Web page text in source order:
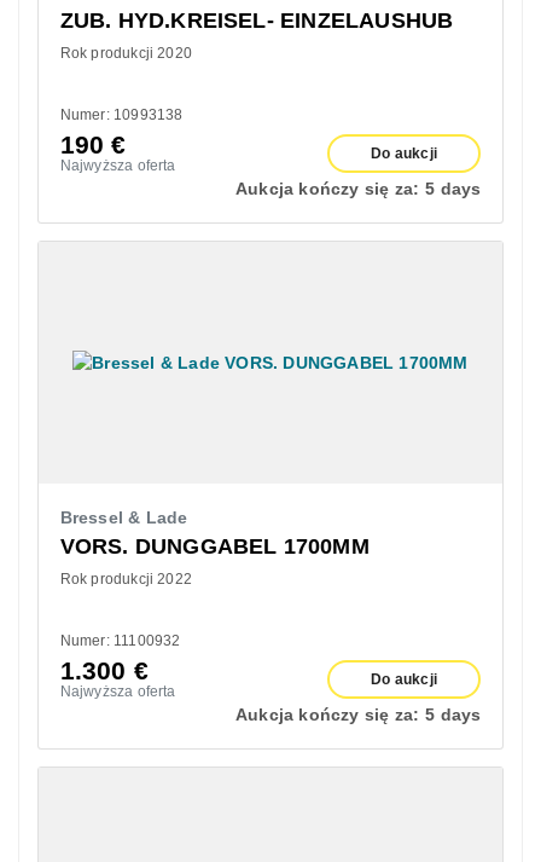
ZUB. HYD.KREISEL- EINZELAUSHUB
Rok produkcji 2020
Numer: 10993138
190€
Najwyższa oferta
Do aukcji
Aukcja kończy się za: 5 days
Bressel & Lade
VORS. DUNGGABEL 1700MM
Rok produkcji 2022
Numer: 11100932
1.300 €
Najwyższa oferta
Do aukcji
Aukcja kończy się za: 5 days